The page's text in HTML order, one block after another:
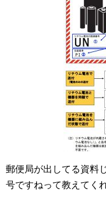
郵便局が出してる資料
号ですねって教えてく